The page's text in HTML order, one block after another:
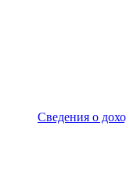
Сведения о